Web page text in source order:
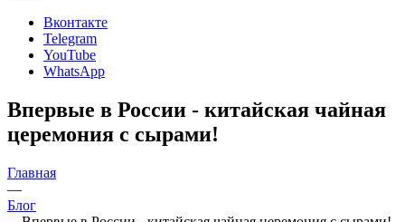
Вконтакте
Telegram
YouTube
WhatsApp
Впервые в России - китайская чайная
церемония с сырами!
Главная
—
Блог